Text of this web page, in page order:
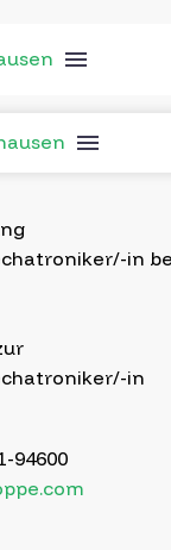
in
in
94600